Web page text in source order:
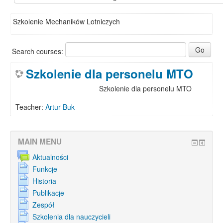
Szkolenie Mechaników Lotniczych
Search courses:
Szkolenie dla personelu MTO
Szkolenie dla personelu MTO
Teacher: Artur Buk
MAIN MENU
Aktualności
Funkcje
Historia
Publikacje
Zespół
Szkolenia dla nauczycieli